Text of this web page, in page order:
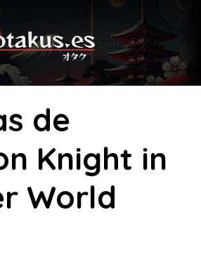
de
Knight in
World